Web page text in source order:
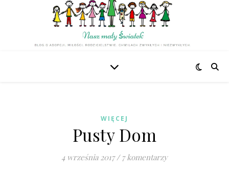
WIĘCEJ
Pusty Dom
4 września 2017 / 7 komentarzy